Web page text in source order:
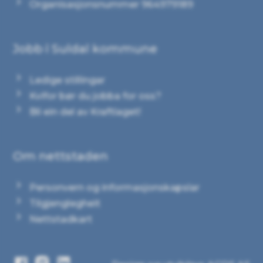
Organisasjonsnummer 964979189
Jobb i Suldal kommune
Ledige stillingar
Kvifor bør du jobba for oss?
Bli ein del av Kraftlaget!
Om nettstaden
Personvern og informasjonskapslar
Tilgjenglegheit
Nettstadkart